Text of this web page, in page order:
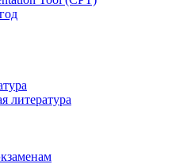
литература